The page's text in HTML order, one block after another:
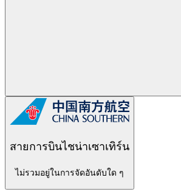
สายการบินไชน่าเซาเทิร์น
ไม่รวมอยู่ในการจัดอันดับใด ๆ